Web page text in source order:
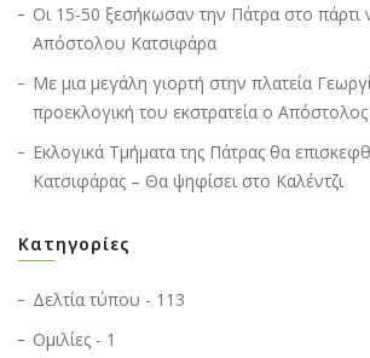
Οι 15-50 ξεσήκωσαν την Πάτρα στο πάρτι
Απόστολου Κατσιφάρα
Με μια μεγάλη γιορτή στην πλατεία
προεκλογική του εκστρατεία ο
Εκλογικά Τμήματα της Πάτρας θα
Κατσιφάρας – Θα ψηφίσει στο Καλέντζι
Κατηγορίες
Δελτία τύπου - 113
Ομιλίες - 1